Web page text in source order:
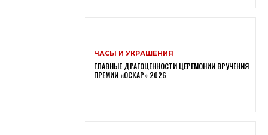
ЧАСЫ И УКРАШЕНИЯ
ГЛАВНЫЕ ДРАГОЦЕННОСТИ ЦЕРЕМОНИИ ВРУЧЕНИЯ
ПРЕМИИ «ОСКАР» 2026